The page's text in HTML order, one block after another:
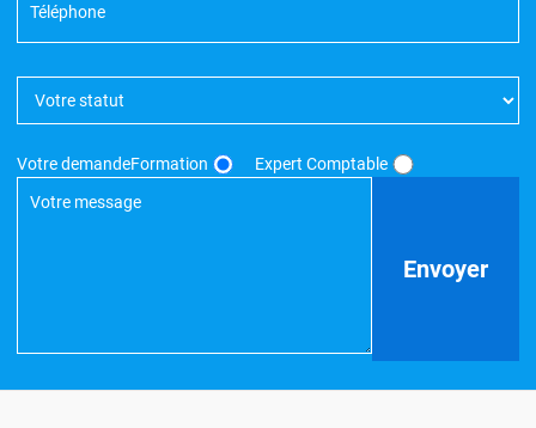
Votre demandeFormation Expert Comptable